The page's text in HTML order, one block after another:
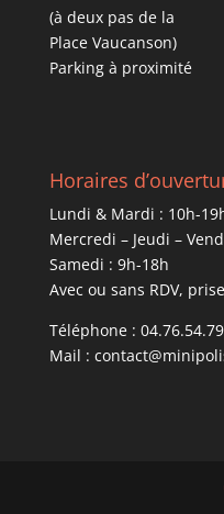
(à deux pas de la
Place Vaucanson)
Parking à proximité
Horaires
Lundi & Mardi : 10h-
Mercredi – Jeudi –
Samedi : 9h-18h
Avec ou sans RDV,
Téléphone :
Mail :